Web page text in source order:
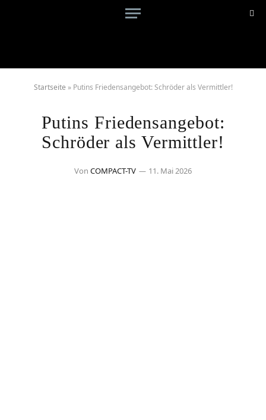
Startseite » Putins Friedensangebot: Schröder als Vermittler!
Putins Friedensangebot:
Schröder als Vermittler!
Von COMPACT-TV 11. Mai 2026